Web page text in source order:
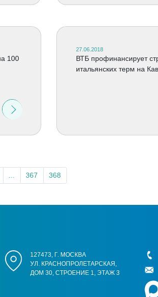
100
27.06.2018
ВТБ профинансирует
итальянских терм на
367 368
127473, Г. МОСКВА
УЛ. КРАСНОПРОЛЕТАРСКАЯ,
ДОМ 30, СТРОЕНИЕ 1, ЭТАЖ 3